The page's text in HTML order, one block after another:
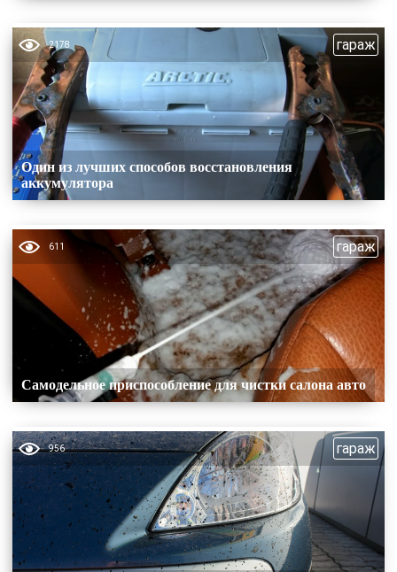
2178 гараж
Один из лучших способов восстановления
аккумулятора
611 гараж
Самодельное приспособление для чистки салона авто
956 гараж